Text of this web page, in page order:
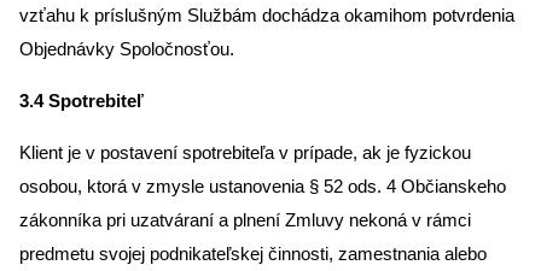
vzťahu k príslušným Službám dochádza okamihom potvrdenia
Objednávky Spoločnosťou.
3.4 Spotrebiteľ
Klient je v postavení spotrebiteľa v prípade, ak je fyzickou
osobou, ktorá v zmysle ustanovenia § 52 ods. 4 Občianskeho
zákonníka pri uzatváraní a plnení Zmluvy nekoná v rámci
predmetu svojej podnikateľskej činnosti, zamestnania alebo